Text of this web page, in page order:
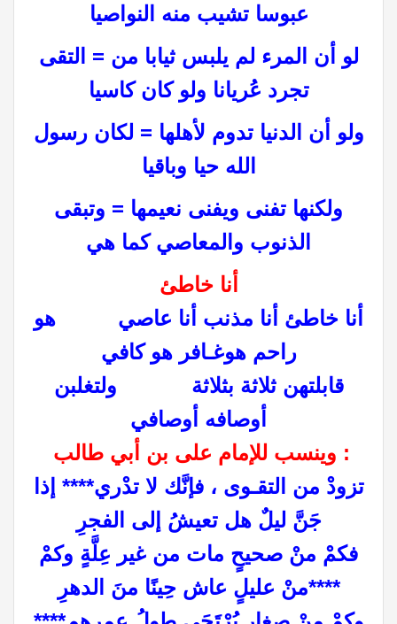
عبوسا تشيب منه النواصيا
لو أن المرء لم يلبس ثيابا من = التقى
تجرد عُريانا ولو كان كاسيا
ولو أن الدنيا تدوم لأهلها = لكان رسول
الله حيا وباقيا
ولكنها تفنى ويفنى نعيمها = وتبقى
الذنوب والمعاصي كما هي
أنا خاطئ
أنا خاطئ أنا مذنب أنا عاصي هو
راحم هوغـافر هو كافي
قابلتهن ثلاثة بثلاثة ولتغلبن
أوصافه أوصافي
وينسب للإمام على بن أبي طالب :
تزودْ من التقـوى ، فإنَّك لا تدْري**** إذا
جَنَّ ليلٌ هل تعيشُ إلى الفجرِ
فكمْ منْ صحيحٍ مات من غير عِلَّةٍ وكمْ
****منْ عليلٍ عاش حِينًا منَ الدهرِ